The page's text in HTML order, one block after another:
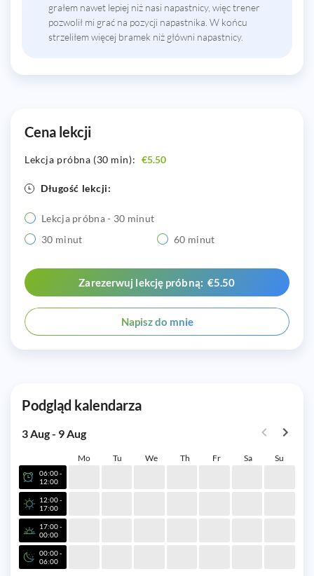
grałem nawet lepiej niż nasi napastnicy, więc trener
pozwolił mi grać na pozycji napastnika. W końcu
strzeliłem więcej bramek niż główni napastnicy.
Cena lekcji
Lekcja próbna (30 min): €5.50
Długość lekcji:
Lekcja próbna - 30 minut
30 minut
60 minut
Zarezerwuj lekcję próbną: €5.50
Napisz do mnie
Podgląd kalendarza
3 Aug - 9 Aug
Mo Tu We Th Fr Sa Su
06:00 -
12:00
12:00 -
17:00
17:00 -
00:00
00:00 -
06:00